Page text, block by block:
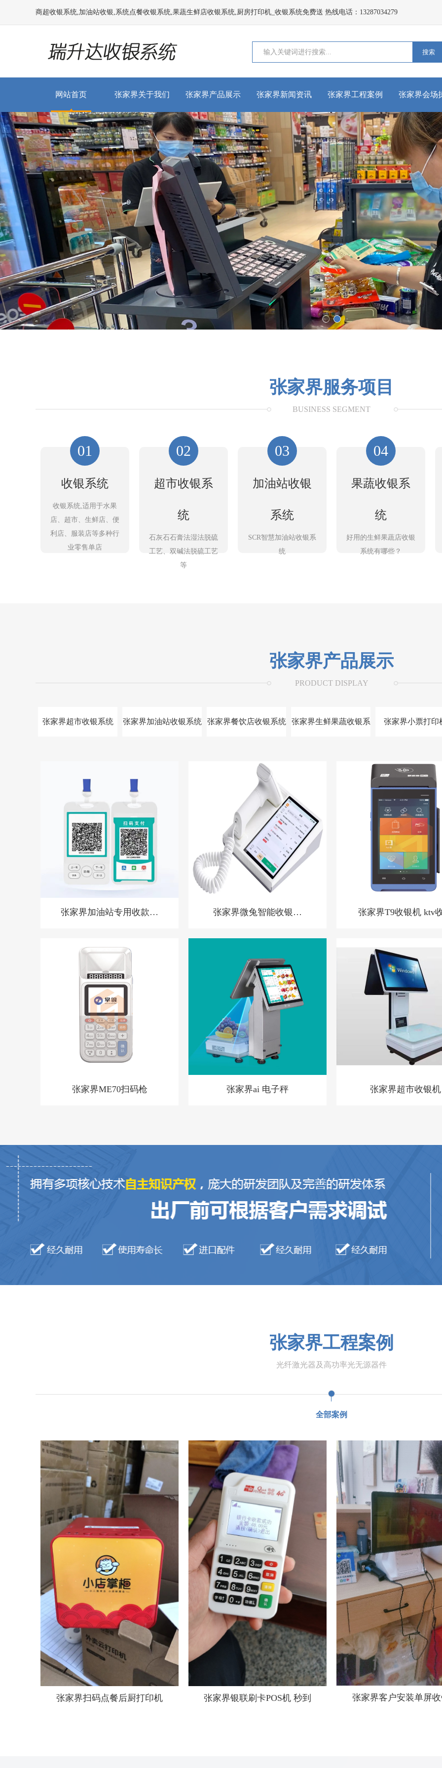
商超收银系统,加油站收银,系统点餐收银系统,果蔬生鲜店收银系统,厨房打印机_收银系统免费送 热线电话：13287034279
搜索
网站首页 张家界关于我们 张家界产品展示 张家界新闻资讯 张家界工程案例 张家界会场
张家界服务项目
BUSINESS SEGMENT
01
收银系统
收银系统,适用于水果
店、超市、生鲜店、便
利店、服装店等多种行
业零售单店
02
超市收银系
统
石灰石石膏法湿法脱硫
工艺、双碱法脱硫工艺
等
03
加油站收银
系统
SCR智慧加油站收银系
统
04
果蔬收银系
统
好用的生鲜果蔬店收银
系统有哪些？
张家界产品展示
PRODUCT DISPLAY
张家界超市收银系统 张家界加油站收银系统 张家界餐饮店收银系统 张家界生鲜果蔬收银系 张家界小票打印
张家界加油站专用收款音
张家界微兔智能收银机
张家界T9收银机 ktv
张家界ME70扫码枪 张家界ai 电子秤 张家界超市收银机
张家界工程案例
光纤激光器及高功率光无源器件
全部案例
张家界扫码点餐后厨打印机 张家界银联刷卡POS机 秒到 张家界客户安装单屏